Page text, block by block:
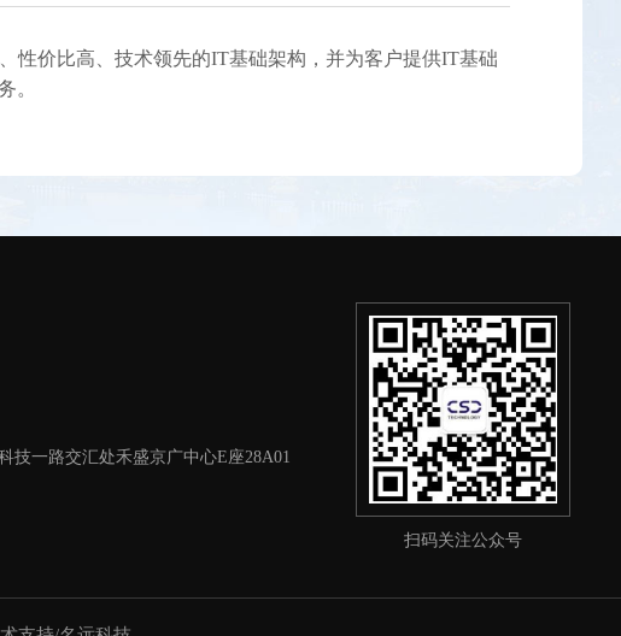
性价比高、技术领先的IT基础架构，并为客户提供IT基础
。
技一路交汇处禾盛京广中心E座28A01
扫码关注公众号